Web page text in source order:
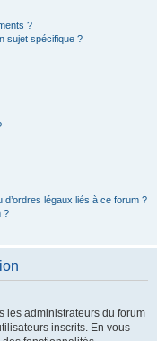
?
sujet spécifique ?
légaux liés à ce forum ?
?
les administrateurs du forum
inscrits. En vous